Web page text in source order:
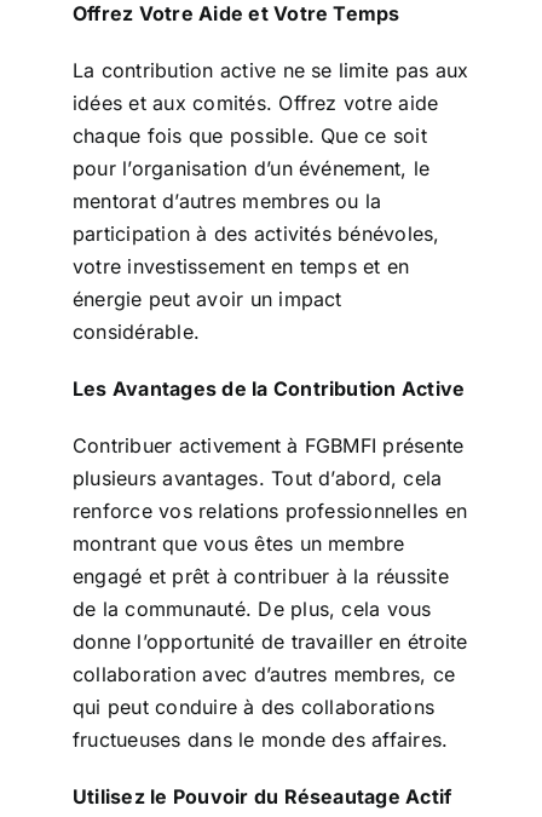
Offrez Votre Aide et Votre Temps
La contribution active ne se limite pas aux
idées et aux comités. Offrez votre aide
chaque fois que possible. Que ce soit
pour l’organisation d’un événement, le
mentorat d’autres membres ou la
participation à des activités bénévoles,
votre investissement en temps et en
énergie peut avoir un impact
considérable.
Les Avantages de la Contribution Active
Contribuer activement à FGBMFI présente
plusieurs avantages. Tout d’abord, cela
renforce vos relations professionnelles en
montrant que vous êtes un membre
engagé et prêt à contribuer à la réussite
de la communauté. De plus, cela vous
donne l’opportunité de travailler en étroite
collaboration avec d’autres membres, ce
qui peut conduire à des collaborations
fructueuses dans le monde des affaires.
Utilisez le Pouvoir du Réseautage Actif